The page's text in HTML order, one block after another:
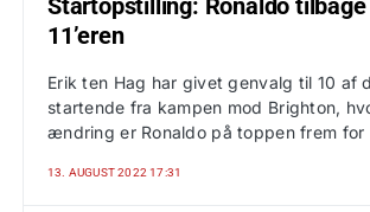
Startopstilling: Ronaldo
11’eren
Erik ten Hag har givet genvalg til 10 af
startende fra kampen mod Brighton,
ændring er Ronaldo på toppen frem for
13. AUGUST 2022 17:31